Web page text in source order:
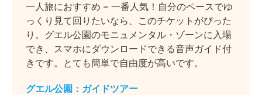
一人旅におすすめ – 一番人気！自分のペースでゆ
っくり見て回りたいなら、このチケットがぴった
り。グエル公園のモニュメンタル・ゾーンに入場
でき、スマホにダウンロードできる音声ガイド付
きです。とても簡単で自由度が高いです。
グエル公園：ガイドツアー